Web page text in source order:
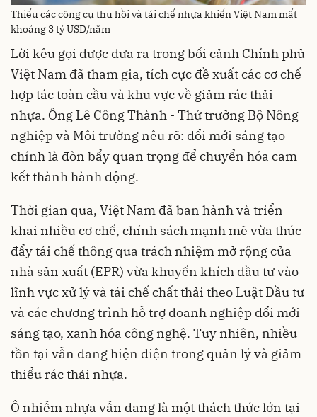
Thiếu các công cụ thu hồi và tái chế nhựa khiến Việt Nam mất
khoảng 3 tỷ USD/năm
Lời kêu gọi được đưa ra trong bối cảnh Chính phủ
Việt Nam đã tham gia, tích cực đề xuất các cơ chế
hợp tác toàn cầu và khu vực về giảm rác thải
nhựa. Ông Lê Công Thành - Thứ trưởng Bộ Nông
nghiệp và Môi trường nêu rõ: đổi mới sáng tạo
chính là đòn bẩy quan trọng để chuyển hóa cam
kết thành hành động.
Thời gian qua, Việt Nam đã ban hành và triển
khai nhiều cơ chế, chính sách mạnh mẽ vừa thúc
đẩy tái chế thông qua trách nhiệm mở rộng của
nhà sản xuất (EPR) vừa khuyến khích đầu tư vào
lĩnh vực xử lý và tái chế chất thải theo Luật Đầu tư
và các chương trình hỗ trợ doanh nghiệp đổi mới
sáng tạo, xanh hóa công nghệ. Tuy nhiên, nhiều
tồn tại vẫn đang hiện diện trong quản lý và giảm
thiểu rác thải nhựa.
Ô nhiễm nhựa vẫn đang là một thách thức lớn tại